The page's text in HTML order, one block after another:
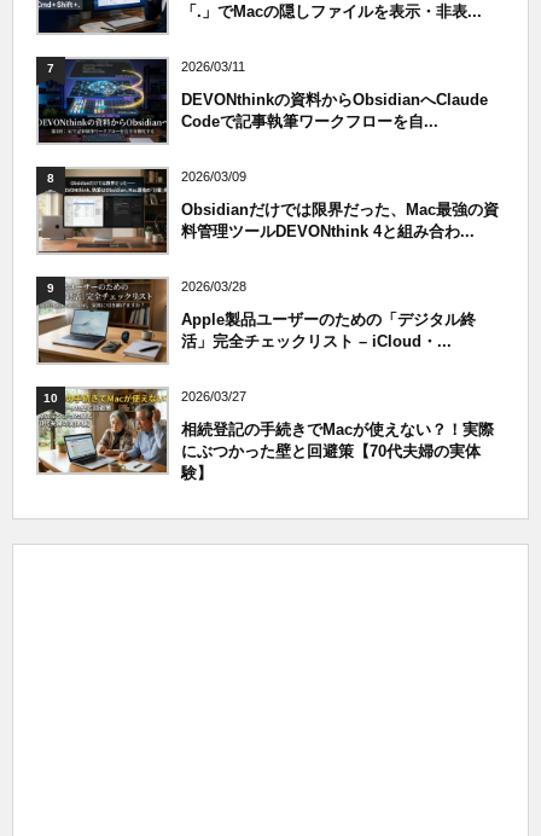
「.」でMacの隠しファイルを表示・非表...
7 2026/03/11
DEVONthinkの資料からObsidianへClaude
Codeで記事執筆ワークフローを自...
8 2026/03/09
Obsidianだけでは限界だった、Mac最強の資
料管理ツールDEVONthink 4と組み合わ...
9 2026/03/28
Apple製品ユーザーのための「デジタル終
活」完全チェックリスト – iCloud・...
10 2026/03/27
相続登記の手続きでMacが使えない？！実際
にぶつかった壁と回避策【70代夫婦の実体
験】